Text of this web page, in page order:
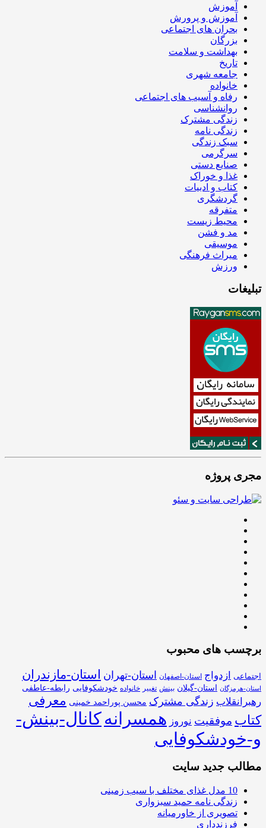
آموزش
آموزش و پرورش
بحران های اجتماعی
بزرگان
بهداشت و سلامت
تاریخ
جامعه شهری
خانواده
رفاه و آسیب های اجتماعی
روانشناسی
زندگی مشترک
زندگی نامه
سبک زندگی
سرگرمی
صنایع دستی
غذا و خوراک
کتاب و ادبیات
گردشگری
متفرقه
محیط زیست
مد و فشن
موسیقی
میراث فرهنگی
ورزش
تبلیغات
مجری پروژه
برچسب های محبوب
اجتماعی ازدواج استان-اصفهان استان-تهران استان-مازندران
استان-هرمزگان استان-گیلان بینش تغییر خانواده خودشکوفایی رابطه-عاطفی
رهبرانقلاب زندگی مشترک محسن پوراحمد خمینی معرفی
کتاب موفقیت نوروز همسرانهکانال-بینش-
و-خودشکوفایی
مطالب جدید سایت
10 مدل غذای مختلف با سیب زمینی
زندگی نامه حمید سبزواری
تصویری از خاورمیانه
فرزندداری